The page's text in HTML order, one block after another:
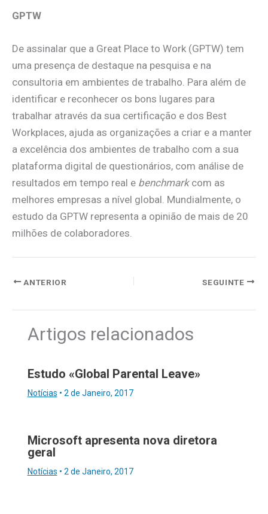
GPTW
De assinalar que a Great Place to Work (GPTW) tem
uma presença de destaque na pesquisa e na
consultoria em ambientes de trabalho. Para além de
identificar e reconhecer os bons lugares para
trabalhar através da sua certificação e dos Best
Workplaces, ajuda as organizações a criar e a manter
a excelência dos ambientes de trabalho com a sua
plataforma digital de questionários, com análise de
resultados em tempo real e benchmarkcom as
melhores empresas a nível global. Mundialmente, o
estudo da GPTW representa a opinião de mais de 20
milhões de colaboradores.
ANTERIOR SEGUINTE
Artigos relacionados
Estudo «Global Parental Leave»
Notícias • 2 de Janeiro, 2017
Microsoft apresenta nova diretora
geral
Notícias • 2 de Janeiro, 2017